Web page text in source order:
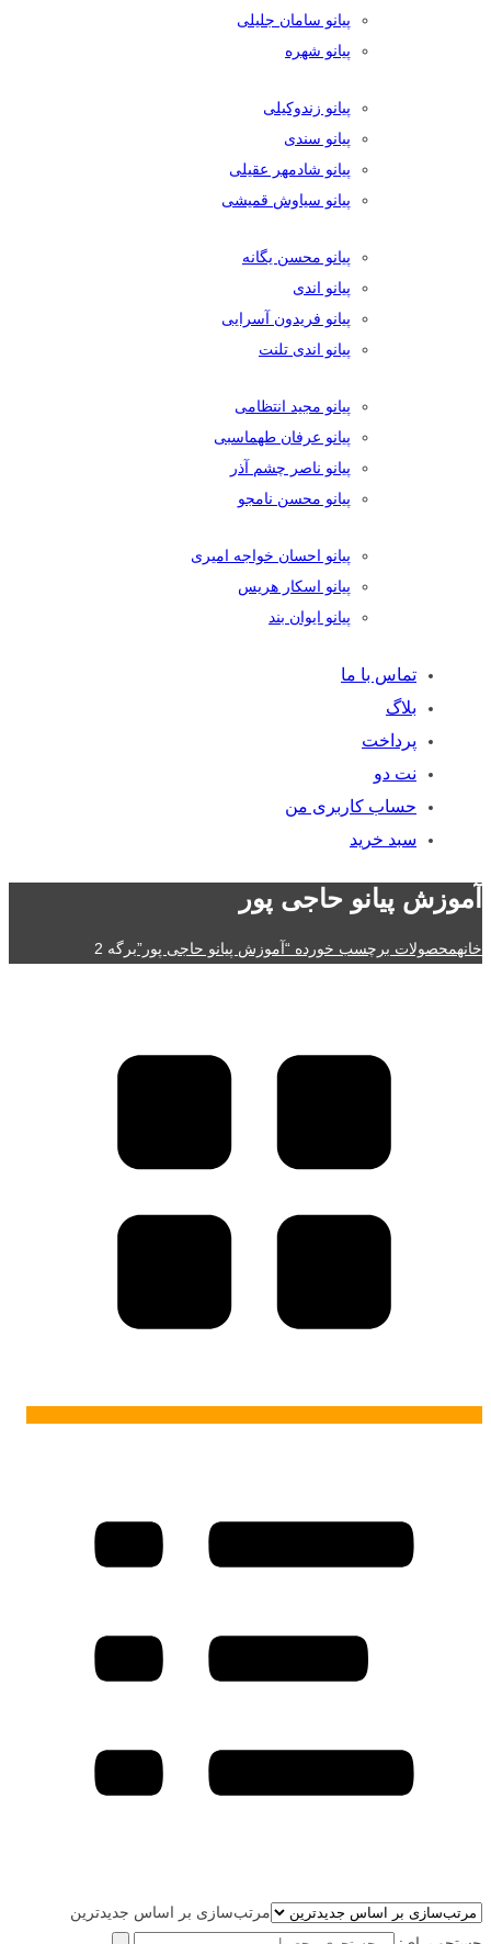
پیانو سامان جلیلی
پیانو شهره
پیانو زندوکیلی
پیانو سندی
پیانو شادمهر عقیلی
پیانو سیاوش قمیشی
پیانو محسن یگانه
پیانو اندی
پیانو فریدون آسرایی
پیانو اندی تلنت
پیانو مجید انتظامی
پیانو عرفان طهماسبی
پیانو ناصر چشم آذر
پیانو محسن نامجو
پیانو احسان خواجه امیری
پیانو اسکار هریس
پیانو ایوان بند
تماس با ما
بلاگ
پرداخت
نت دو
حساب کاربری من
سبد خرید
آموزش پیانو حاجی پور
خانهمحصولات برچسب خورده “آموزش پیانو حاجی پور”برگه 2
مرتب‌سازی بر اساس جدیدترین